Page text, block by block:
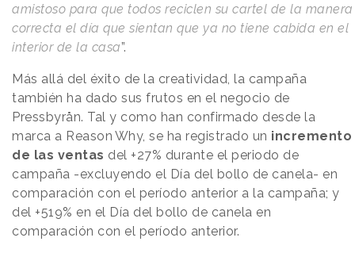
amistoso para que todos reciclen su cartel de la manera
correcta el día que sientan que ya no tiene cabida en el
interior de la casa”.
Más allá del éxito de la creatividad, la campaña
también ha dado sus frutos en el negocio de
Pressbyrån. Tal y como han confirmado desde la
marca a Reason Why, se ha registrado un incremento
de las ventas del +27% durante el periodo de
campaña -excluyendo el Día del bollo de canela- en
comparación con el período anterior a la campaña; y
del +519% en el Día del bollo de canela en
comparación con el período anterior.